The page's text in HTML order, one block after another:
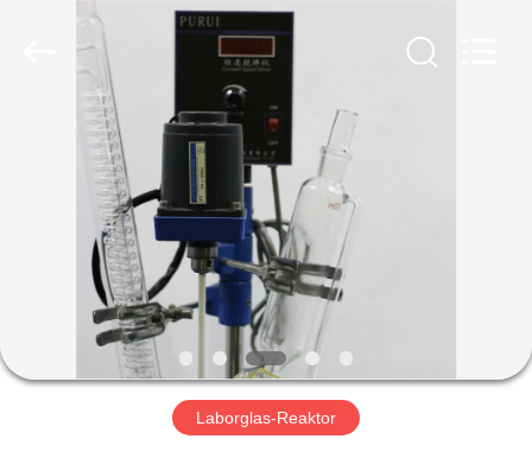
HAUS
PRODUKTE
ÜBER
FABRIK-
Laborglas-Reaktor